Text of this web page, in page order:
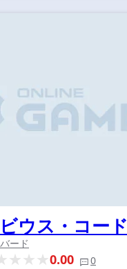
ウス・コード
ード
0.00 0